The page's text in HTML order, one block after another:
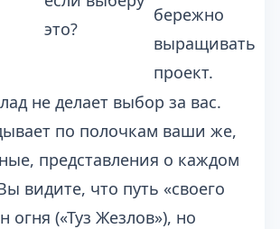
это?
бережно
выращивать
проект.
не делает выбор за вас.
по полочкам ваши же,
представления о каждом
видите, что путь «своего
огня («Туз Жезлов»), но